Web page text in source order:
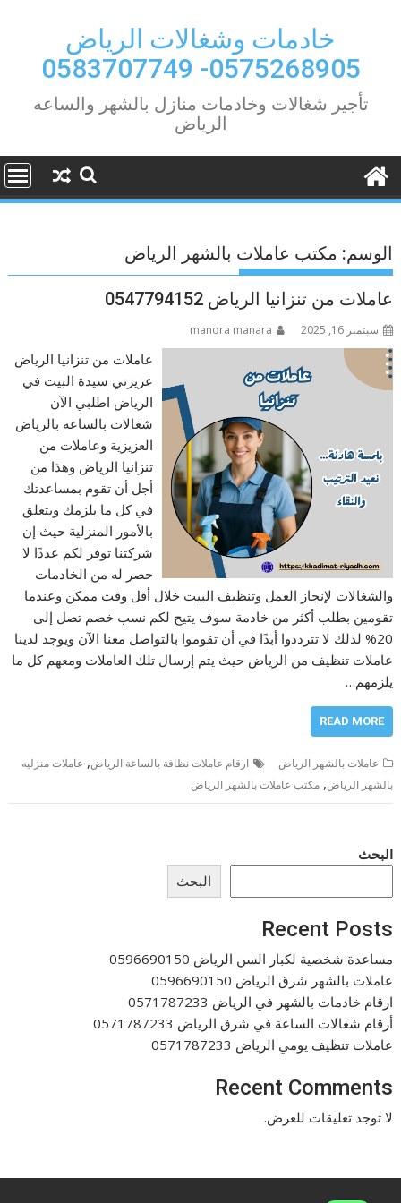
خادمات وشغالات الرياض
0575268905- 0583707749
تأجير شغالات وخادمات منازل بالشهر والساعه
الرياض
الوسم: مكتب عاملات بالشهر الرياض
عاملات من تنزانيا الرياض 0547794152
سبتمبر 16, 2025 manora manara
عاملات من تنزانيا الرياض
عزيزتي سيدة البيت في
الرياض اطلبي الآن
شغالات بالساعه بالرياض
العزيزية وعاملات من
تنزانيا الرياض وهذا من
أجل أن تقوم بمساعدتك
في كل ما يلزمك ويتعلق
بالأمور المنزلية حيث إن
شركتنا توفر لكم عددًا لا
حصر له من الخادمات
والشغالات لإنجاز العمل وتنظيف البيت خلال أقل وقت ممكن وعندما
تقومين بطلب أكثر من خادمة سوف يتيح لكم نسب خصم تصل إلى
20% لذلك لا تترددوا أبدًا في أن تقوموا بالتواصل معنا الآن ويوجد لدينا
عاملات تنظيف من الرياض حيث يتم إرسال تلك العاملات ومعهم كل ما
يلزمهم…
READ MORE
عاملات بالشهر الرياض ارقام عاملات نظافة بالساعة الرياض, عاملات منزليه
بالشهر الرياض,مكتب عاملات بالشهر الرياض
البحث
البحث
Recent Posts
مساعدة شخصية لكبار السن الرياض 0596690150
عاملات بالشهر شرق الرياض 0596690150
ارقام خادمات بالشهر في الرياض 0571787233
أرقام شغالات الساعة في شرق الرياض 0571787233
عاملات تنظيف يومي الرياض 0571787233
Recent Comments
لا توجد تعليقات للعرض.